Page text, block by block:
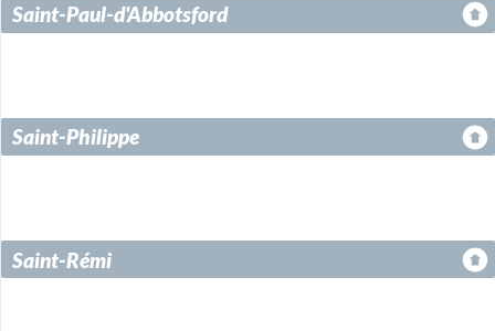
Saint-Paul-d'Abbotsford
Saint-Philippe
Saint-Rémi